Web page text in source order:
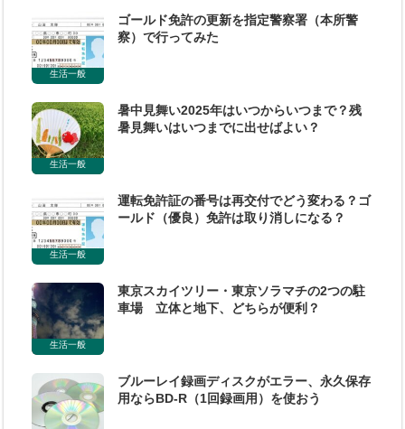
生活一般
ゴールド免許の更新を指定警察署（本所警
察）で行ってみた
生活一般
暑中見舞い2025年はいつからいつまで？残
暑見舞いはいつまでに出せばよい？
生活一般
運転免許証の番号は再交付でどう変わる？ゴ
ールド（優良）免許は取り消しになる？
生活一般
東京スカイツリー・東京ソラマチの2つの駐
車場 立体と地下、どちらが便利？
ブルーレイ録画ディスクがエラー、永久保存
用ならBD-R（1回録画用）を使おう